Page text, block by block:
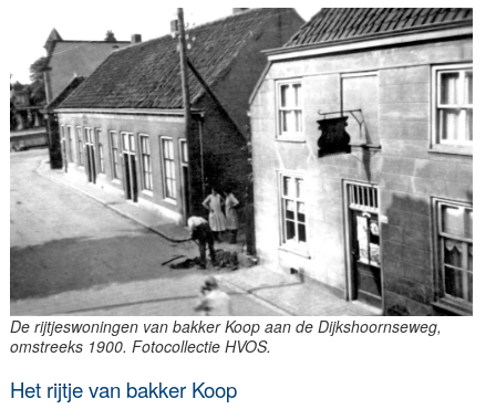
De rijtjeswoningen van bakker Koop aan de Dijkshoornseweg,
omstreeks 1900. Fotocollectie HVOS.
Het rijtje van bakker Koop